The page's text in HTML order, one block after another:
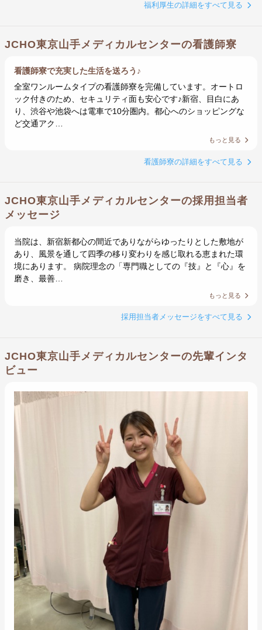
福利厚生の詳細をすべて見る
JCHO東京山手メディカルセンターの看護師寮
看護師寮で充実した生活を送ろう♪
全室ワンルームタイプの看護師寮を完備しています。オートロ
ック付きのため、セキュリティ面も安心です♪新宿、目白にあ
り、渋谷や池袋へは電車で10分圏内。都心へのショッピングな
ど交通アク…
もっと見る
看護師寮の詳細をすべて見る
JCHO東京山手メディカルセンターの採用担当者
メッセージ
当院は、新宿新都心の間近でありながらゆったりとした敷地が
あり、風景を通して四季の移り変わりを感じ取れる恵まれた環
境にあります。 病院理念の「専門職としての『技』と『心』を
磨き、最善…
もっと見る
採用担当者メッセージをすべて見る
JCHO東京山手メディカルセンターの先輩インタ
ビュー